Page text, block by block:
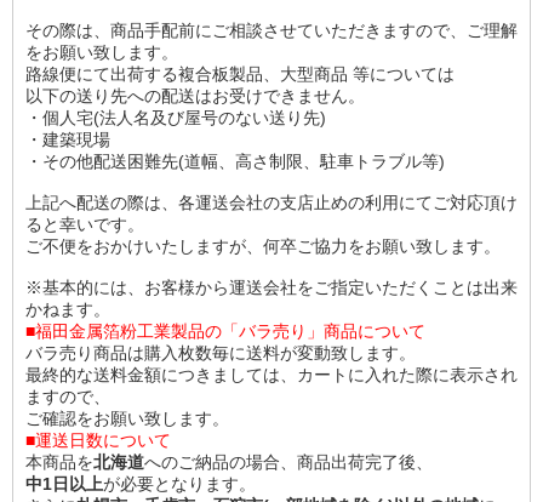
その際は、商品手配前にご相談させていただきますので、ご理解
をお願い致します。
路線便にて出荷する複合板製品、大型商品 等については
以下の送り先への配送はお受けできません。
・個人宅(法人名及び屋号のない送り先)
・建築現場
・その他配送困難先(道幅、高さ制限、駐車トラブル等)
上記へ配送の際は、各運送会社の支店止めの利用にてご対応頂け
ると幸いです。
ご不便をおかけいたしますが、何卒ご協力をお願い致します。
※基本的には、お客様から運送会社をご指定いただくことは出来
かねます。
■福田金属箔粉工業製品の「バラ売り」商品について
バラ売り商品は購入枚数毎に送料が変動致します。
最終的な送料金額につきましては、カートに入れた際に表示され
ますので、
ご確認をお願い致します。
■運送日数について
本商品を北海道へのご納品の場合、商品出荷完了後、
中1日以上が必要となります。